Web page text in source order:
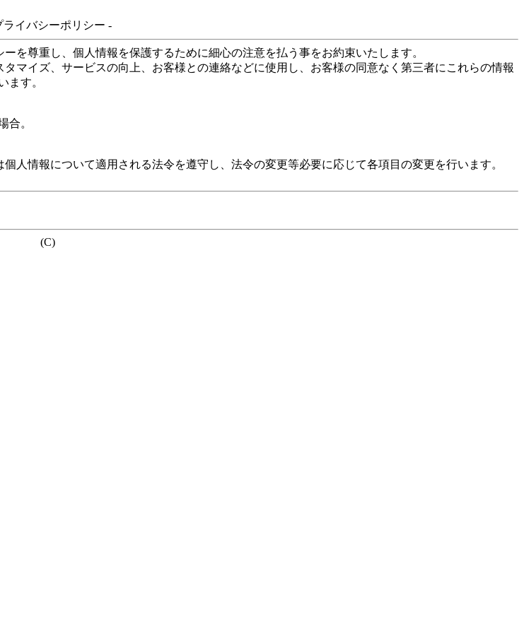
ライバシーポリシー -
を尊重し、個人情報を保護するために細心の注意を払う事をお約束いたします。
マイズ、サービスの向上、お客様との連絡などに使用し、お客様の同意なく第三者にこれらの情報
ます。
合。
人情報について適用される法令を遵守し、法令の変更等必要に応じて各項目の変更を行います。
(C)